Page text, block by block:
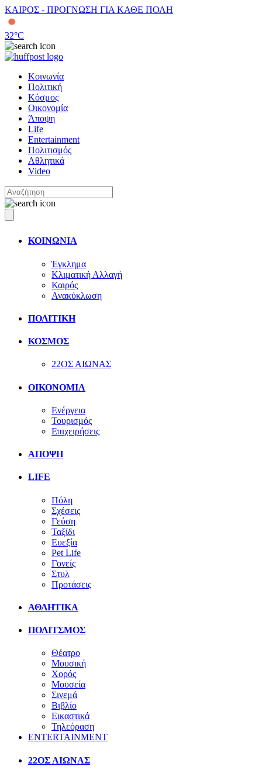
ΚΑΙΡΟΣ - ΠΡΟΓΝΩΣΗ ΓΙΑ ΚΑΘΕ ΠΟΛΗ
32°C
Κοινωνία
Πολιτική
Κόσμος
Οικονομία
Άποψη
Life
Entertainment
Πολιτισμός
Αθλητικά
Video
ΚΟΙΝΩΝΙΑ
Έγκλημα
Κλιματική Αλλαγή
Καιρός
Ανακύκλωση
ΠΟΛΙΤΙΚΗ
ΚΟΣΜΟΣ
22ΟΣ ΑΙΩΝΑΣ
ΟΙΚΟΝΟΜΙΑ
Ενέργεια
Τουρισμός
Επιχειρήσεις
ΑΠΟΨΗ
LIFE
Πόλη
Σχέσεις
Γεύση
Ταξίδι
Ευεξία
Pet Life
Γονείς
Στυλ
Προτάσεις
ΑΘΛΗΤΙΚΑ
ΠΟΛΙΤΣΜΟΣ
Θέατρο
Μουσική
Χορός
Μουσεία
Σινεμά
Βιβλίο
Εικαστικά
Τηλεόραση
ENTERTAINMENT
22ΟΣ ΑΙΩΝΑΣ